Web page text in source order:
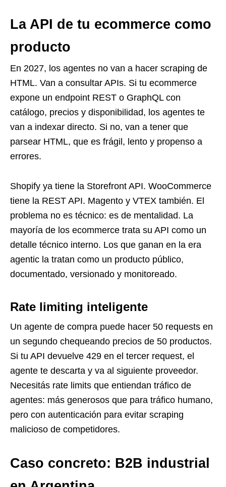
La API de tu ecommerce como
producto
En 2027, los agentes no van a hacer scraping de
HTML. Van a consultar APIs. Si tu ecommerce
expone un endpoint REST o GraphQL con
catálogo, precios y disponibilidad, los agentes te
van a indexar directo. Si no, van a tener que
parsear HTML, que es frágil, lento y propenso a
errores.
Shopify ya tiene la Storefront API. WooCommerce
tiene la REST API. Magento y VTEX también. El
problema no es técnico: es de mentalidad. La
mayoría de los ecommerce trata su API como un
detalle técnico interno. Los que ganan en la era
agentic la tratan como un producto público,
documentado, versionado y monitoreado.
Rate limiting inteligente
Un agente de compra puede hacer 50 requests en
un segundo chequeando precios de 50 productos.
Si tu API devuelve 429 en el tercer request, el
agente te descarta y va al siguiente proveedor.
Necesitás rate limits que entiendan tráfico de
agentes: más generosos que para tráfico humano,
pero con autenticación para evitar scraping
malicioso de competidores.
Caso concreto: B2B industrial